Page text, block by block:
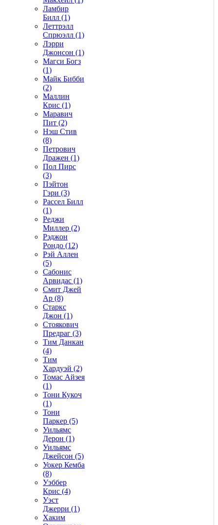
Ламбир
Билл (1)
Леттрэлл
Спрюэлл (1)
Лэрри
Джонсон (1)
Магси Богз
(1)
Майк Бибби
(2)
Маллин
Крис (1)
Маравич
Пит (2)
Нэш Стив
(8)
Петрович
Дражен (1)
Пол Пирс
(3)
Пэйтон
Гэри (3)
Рассел Билл
(1)
Реджи
Миллер (2)
Рэджон
Рондо (12)
Рэй Аллен
(5)
Сабонис
Арвидас (1)
Смит Джей
Ар (8)
Старкс
Джон (1)
Стоякович
Предраг (3)
Тим Данкан
(4)
Тим
Хардуэй (2)
Томас Айзея
(1)
Тони Кукоч
(1)
Тони
Паркер (5)
Уильямс
Дерон (1)
Уильямс
Джейсон (5)
Уокер Кемба
(8)
Уэббер
Крис (4)
Уэст
Джерри (1)
Хаким